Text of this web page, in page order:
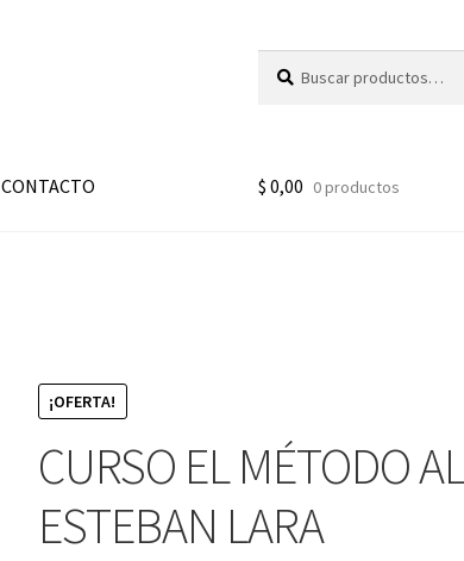
por:
CONTACTO $ 0,00 0 productos
¡OFERTA!
CURSO EL MÉTODO
ESTEBAN LARA